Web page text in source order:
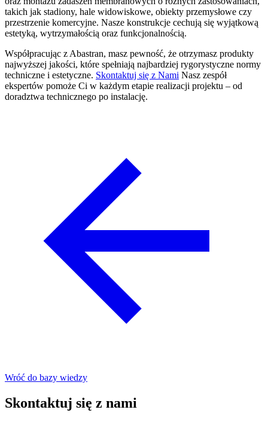
takich jak stadiony, hale widowiskowe, obiekty przemysłowe czy
przestrzenie komercyjne. Nasze konstrukcje cechują się wyjątkową
estetyką, wytrzymałością oraz funkcjonalnością.
Współpracując z Abastran, masz pewność, że otrzymasz produkty
najwyższej jakości, które spełniają najbardziej rygorystyczne normy
techniczne i estetyczne. Skontaktuj się z Nami Nasz zespół
ekspertów pomoże Ci w każdym etapie realizacji projektu – od
doradztwa technicznego po instalację.
Wróć do bazy wiedzy
Skontaktuj się z nami